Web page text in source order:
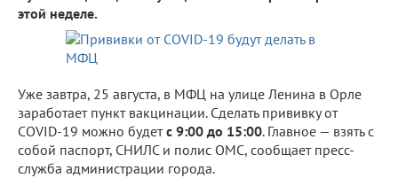
этой неделе.
Уже завтра, 25 августа, в МФЦ на улице Ленина в Орле
заработает пункт вакцинации. Сделать прививку от
COVID-19 можно будетс 9:00 до 15:00. Главное — взять с
собой паспорт, СНИЛС и полис ОМС, сообщает пресс-
служба администрации города.